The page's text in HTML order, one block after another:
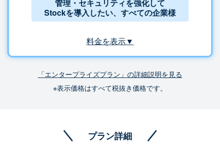
管理・セキュリティを強化して
Stockを導入したい、すべての企業様
料金を表示▼
「エンタープライズプラン」の詳細説明を見る
※表示価格はすべて税抜き価格です。
プラン詳細